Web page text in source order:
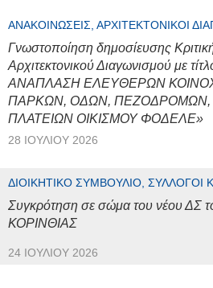
ΑΝΑΚΟΙΝΏΣΕΙΣ, ΑΡΧΙΤΕΚΤΟΝΙΚΟΊ
Γνωστοποίηση δημοσίευσης
Αρχιτεκτονικού Διαγωνισμού με
ΑΝΑΠΛΑΣΗ ΕΛΕΥΘΕΡΩΝ
ΠΑΡΚΩΝ, ΟΔΩΝ, ΠΕΖΟΔΡΟΜΩΝ,
ΠΛΑΤΕΙΩΝ ΟΙΚΙΣΜΟΥ ΦΟΔΕΛΕ»
28 ΙΟΥΛΊΟΥ 2026
ΔΙΟΙΚΗΤΙΚΌ ΣΥΜΒΟΎΛΙΟ, ΣΎΛΛΟΓΟΙ
Συγκρότηση σε σώμα του νέου
ΚΟΡΙΝΘΙΑΣ
24 ΙΟΥΛΊΟΥ 2026